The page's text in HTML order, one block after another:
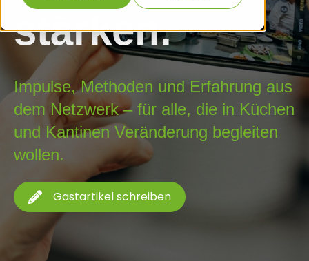
stärken.
Impulse, Methoden und Erfahrung aus
dem Netzwerk – für alle, die in Küchen
und Kantinen Veränderung begleiten
wollen.
Gastartikel schreiben